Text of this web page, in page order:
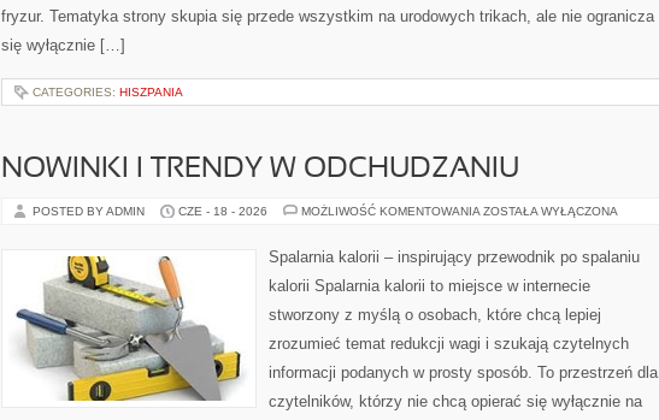
fryzur. Tematyka strony skupia się przede wszystkim na urodowych trikach, ale nie ogranicza
się wyłącznie […]
CATEGORIES: HISZPANIA
NOWINKI I TRENDY W ODCHUDZANIU
POSTED BY ADMIN CZE - 18 - 2026 MOŻLIWOŚĆ KOMENTOWANIA NOWINKI
ODCHUDZANIU
ZOSTAŁA WYŁĄCZONA
Spalarnia kalorii – inspirujący przewodnik po spalaniu
kalorii Spalarnia kalorii to miejsce w internecie
stworzony z myślą o osobach, które chcą lepiej
zrozumieć temat redukcji wagi i szukają czytelnych
informacji podanych w prosty sposób. To przestrzeń dla
czytelników, którzy nie chcą opierać się wyłącznie na